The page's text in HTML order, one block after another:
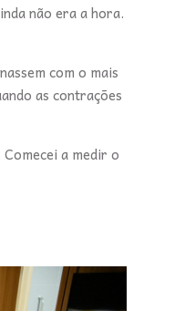
não era a hora.
com o mais
as contrações
a medir o